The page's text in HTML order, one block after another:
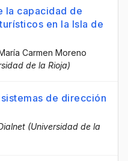
la capacidad de
en la Isla de
María Carmen Moreno
de la Rioja)
de dirección
(Universidad de la